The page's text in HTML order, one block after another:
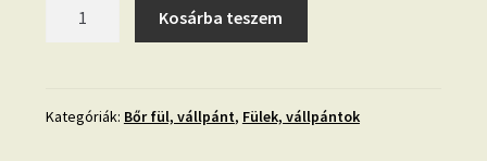
párban,
Kosárba teszem
Kategóriák: Bőr fül, vállpánt, Fülek, vállpántok